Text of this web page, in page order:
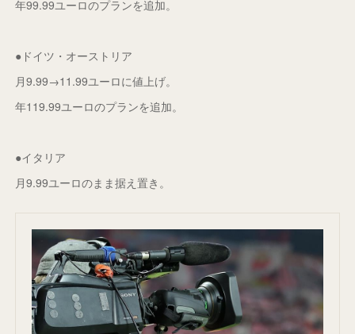
年99.99ユーロのプランを追加。
●ドイツ・オーストリア
月9.99→11.99ユーロに値上げ。
年119.99ユーロのプランを追加。
●イタリア
月9.99ユーロのまま据え置き。